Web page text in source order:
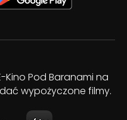
Kino Pod Baranami na
wypożyczone filmy.